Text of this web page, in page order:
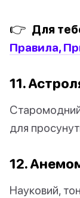
👉 Для
Правила,
11.
Старомодний
для
12.
Науковий,